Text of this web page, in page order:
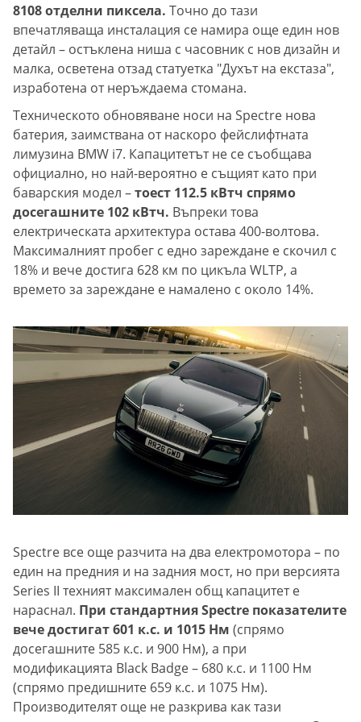
8108 отделни пиксела. Точно до тази
впечатляваща инсталация се намира още един нов
детайл – остъклена ниша с часовник с нов дизайн и
малка, осветена отзад статуетка "Духът на екстаза",
изработена от неръждаема стомана.
Техническото обновяване носи на Spectre нова
батерия, заимствана от наскоро фейслифтната
лимузина BMW i7. Капацитетът не се съобщава
официално, но най-вероятно е същият като при
баварския модел –тоест 112.5 кВтч спрямо
досегашните 102 кВтч. Въпреки това
електрическата архитектура остава 400-волтова.
Максималният пробег с едно зареждане е скочил с
18% и вече достига 628 км по цикъла WLTP, а
времето за зареждане е намалено с около 14%.
Spectre все още разчита на два електромотора – по
един на предния и на задния мост, но при версията
Series II техният максимален общ капацитет е
нараснал. При стандартния Spectre показателите
вече достигат 601 к.с. и 1015 Нм (спрямо
досегашните 585 к.с. и 900 Нм), а при
модификацията Black Badge – 680 к.с. и 1100 Нм
(спрямо предишните 659 к.с. и 1075 Нм).
Производителят още не разкрива как тази